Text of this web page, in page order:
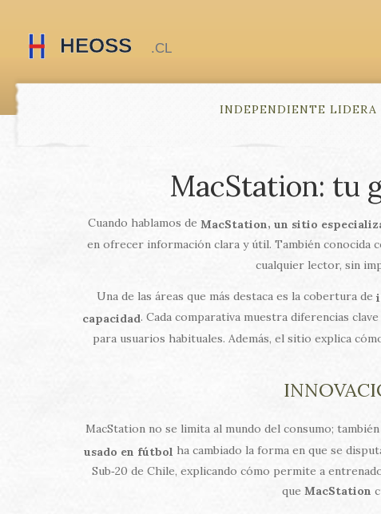
INDEPENDIENTE LIDERA
MacStation: tu
Cuando hablamos de MacStation, un sitio
en ofrecer información clara y útil. También conocida
cualquier lector, sin
Una de las áreas que más destaca es la cobertura de
capacidad. Cada comparativa muestra diferencias
para usuarios habituales. Además, el sitio explica
MacStation no se limita al mundo del consumo;
usado en fútbol ha cambiado la forma en que se
Sub‑20 de Chile, explicando cómo permite a
que MacStation